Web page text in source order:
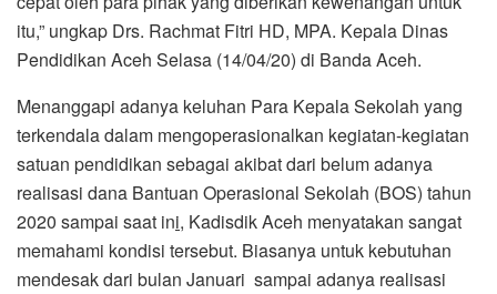
itu,” ungkap Drs. Rachmat Fitri HD, MPA. Kepala Dinas
Pendidikan Aceh Selasa (14/04/20) di Banda Aceh.
Menanggapi adanya keluhan Para Kepala Sekolah yang
terkendala dalam mengoperasionalkan kegiatan-kegiatan
satuan pendidikan sebagai akibat dari belum adanya
realisasi dana Bantuan Operasional Sekolah (BOS) tahun
2020 sampai saat ini, Kadisdik Aceh menyatakan sangat
memahami kondisi tersebut. Biasanya untuk kebutuhan
mendesak dari bulan Januari sampai adanya realisasi